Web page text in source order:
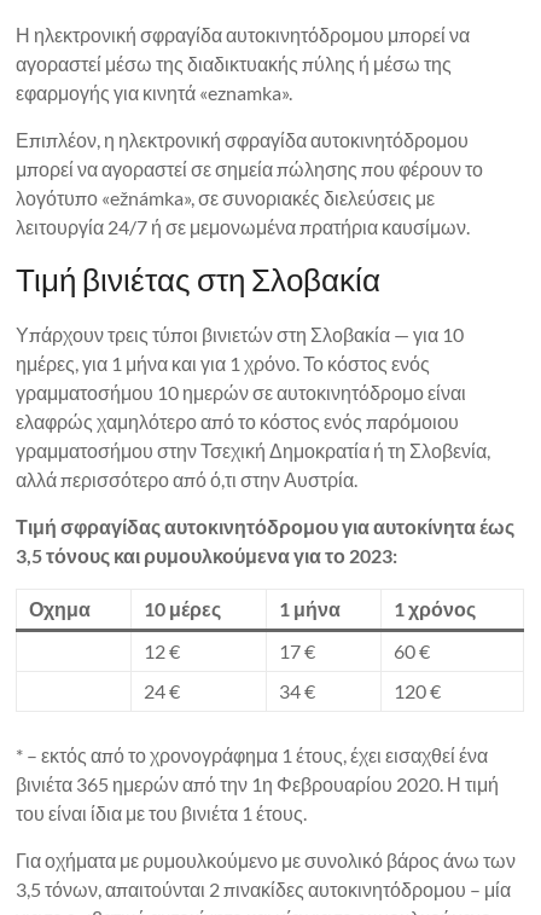
Η ηλεκτρονική σφραγίδα αυτοκινητόδρομου μπορεί να
αγοραστεί μέσω της διαδικτυακής πύλης ή μέσω της
εφαρμογής για κινητά «eznamka».
Επιπλέον, η ηλεκτρονική σφραγίδα αυτοκινητόδρομου
μπορεί να αγοραστεί σε σημεία πώλησης που φέρουν το
λογότυπο «ežnámka», σε συνοριακές διελεύσεις με
λειτουργία 24/7 ή σε μεμονωμένα πρατήρια καυσίμων.
Τιμή βινιέτας στη Σλοβακία
Υπάρχουν τρεις τύποι βινιετών στη Σλοβακία — για 10
ημέρες, για 1 μήνα και για 1 χρόνο. Το κόστος ενός
γραμματοσήμου 10 ημερών σε αυτοκινητόδρομο είναι
ελαφρώς χαμηλότερο από το κόστος ενός παρόμοιου
γραμματοσήμου στην Τσεχική Δημοκρατία ή τη Σλοβενία,
αλλά περισσότερο από ό,τι στην Αυστρία.
Τιμή σφραγίδας αυτοκινητόδρομου για αυτοκίνητα έως
3,5 τόνους και ρυμουλκούμενα για το 2023:
Οχημα 10 μέρες 1 μήνα
1 χρόνος
12 €
17 €
60 €
24 €
34 € 120 €
* – εκτός από το χρονογράφημα 1 έτους, έχει εισαχθεί ένα
βινιέτα 365 ημερών από την 1η Φεβρουαρίου 2020. Η τιμή
του είναι ίδια με του βινιέτα 1 έτους.
Για οχήματα με ρυμουλκούμενο με συνολικό βάρος άνω των
3,5 τόνων, απαιτούνται 2 πινακίδες αυτοκινητόδρομου – μία